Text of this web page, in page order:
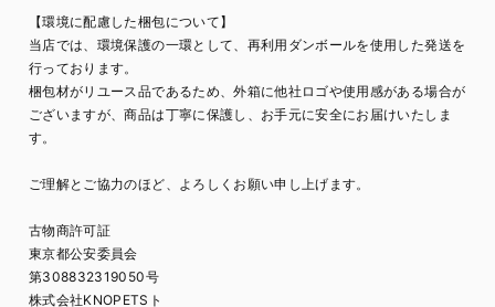
【環境に配慮した梱包について】
当店では、環境保護の一環として、再利用ダンボールを使用した発送を
行っております。
梱包材がリユース品であるため、外箱に他社ロゴや使用感がある場合が
ございますが、商品は丁寧に保護し、お手元に安全にお届けいたしま
す。
ご理解とご協力のほど、よろしくお願い申し上げます。
古物商許可証
東京都公安委員会
第308832319050号
株式会社KNOPETSト